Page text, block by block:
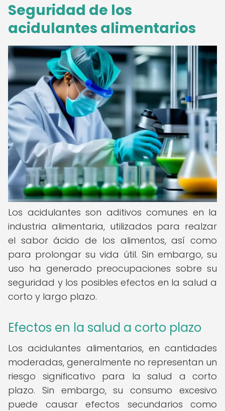
Seguridad de los
acidulantes alimentarios
Los acidulantes son aditivos comunes en la
industria alimentaria, utilizados para realzar
el sabor ácido de los alimentos, así como
para prolongar su vida útil. Sin embargo, su
uso ha generado preocupaciones sobre su
seguridad y los posibles efectos en la salud a
corto y largo plazo.
Efectos en la salud a corto plazo
Los acidulantes alimentarios, en cantidades
moderadas, generalmente no representan un
riesgo significativo para la salud a corto
plazo. Sin embargo, su consumo excesivo
puede causar efectos secundarios como